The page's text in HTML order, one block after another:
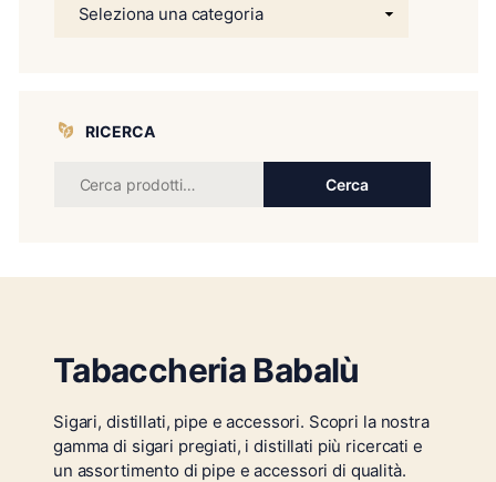
RICERCA
Cerca
Tabaccheria Babalù
Sigari, distillati, pipe e accessori. Scopri la nostra
gamma di sigari pregiati, i distillati più ricercati e
un assortimento di pipe e accessori di qualità.